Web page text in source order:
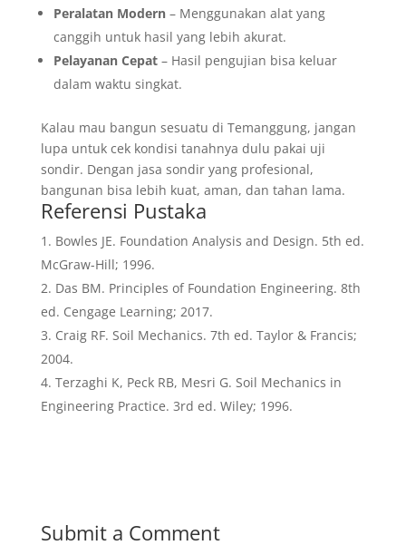
Peralatan Modern– Menggunakan alat yang
canggih untuk hasil yang lebih akurat.
Pelayanan Cepat– Hasil pengujian bisa keluar
dalam waktu singkat.
Kalau mau bangun sesuatu di Temanggung, jangan
lupa untuk cek kondisi tanahnya dulu pakai uji
sondir. Dengan jasa sondir yang profesional,
bangunan bisa lebih kuat, aman, dan tahan lama.
Referensi Pustaka
Bowles JE. Foundation Analysis and Design. 5th ed.
McGraw-Hill; 1996.
Das BM. Principles of Foundation Engineering. 8th
ed. Cengage Learning; 2017.
Craig RF. Soil Mechanics. 7th ed. Taylor & Francis;
2004.
Terzaghi K, Peck RB, Mesri G. Soil Mechanics in
Engineering Practice. 3rd ed. Wiley; 1996.
Submit a Comment